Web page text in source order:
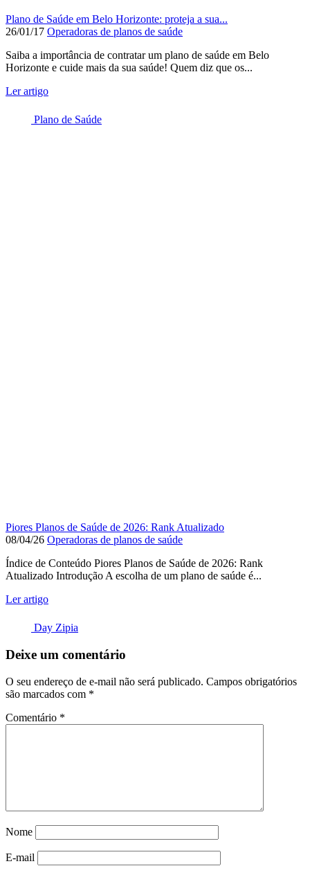
Plano de Saúde em Belo Horizonte: proteja a sua...
26/01/17 Operadoras de planos de saúde
Saiba a importância de contratar um plano de saúde em Belo
Horizonte e cuide mais da sua saúde! Quem diz que os...
Ler artigo
Plano de Saúde
Piores Planos de Saúde de 2026: Rank Atualizado
08/04/26 Operadoras de planos de saúde
Índice de Conteúdo Piores Planos de Saúde de 2026: Rank
Atualizado Introdução A escolha de um plano de saúde é...
Ler artigo
Day Zipia
Deixe um comentário
O seu endereço de e-mail não será publicado. Campos obrigatórios
são marcados com *
Comentário *
Nome
E-mail